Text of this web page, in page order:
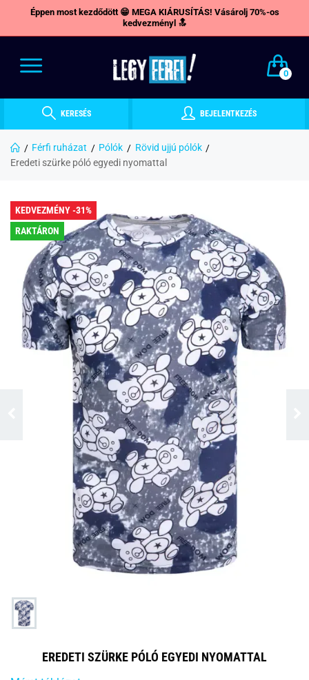
Éppen most kezdődött 😁 MEGA KIÁRUSÍTÁS! Vásárolj 70%-os
kedvezményl 🔝
0
KERESÉS BEJELENTKEZÉS
Férfi ruházat Pólók
Rövid ujjú pólók
Eredeti szürke póló egyedi nyomattal
KEDVEZMÉNY -31%
RAKTÁRON
EREDETI SZÜRKE PÓLÓ EGYEDI NYOMATTAL